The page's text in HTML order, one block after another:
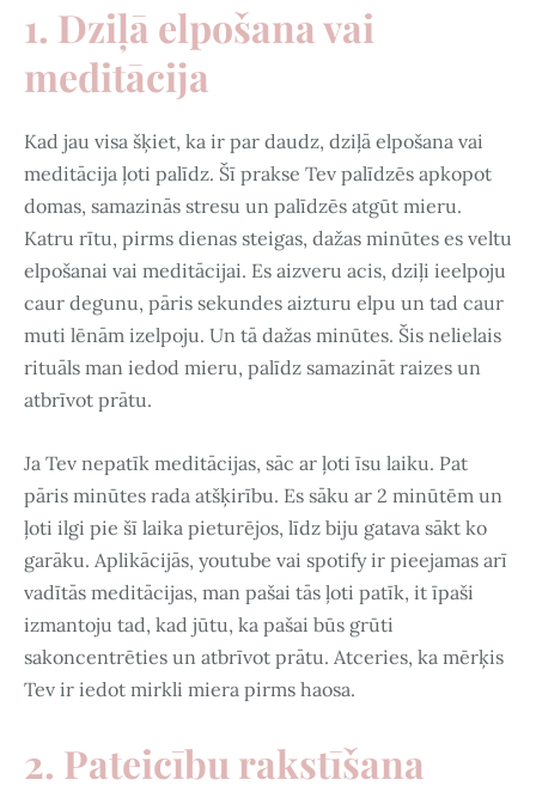
1. Dziļā elpošana vai
meditācija
Kad jau visa šķiet, ka ir par daudz, dziļā elpošana vai
meditācija ļoti palīdz. Šī prakse Tev palīdzēs apkopot
domas, samazinās stresu un palīdzēs atgūt mieru.
Katru rītu, pirms dienas steigas, dažas minūtes es veltu
elpošanai vai meditācijai. Es aizveru acis, dziļi ieelpoju
caur degunu, pāris sekundes aizturu elpu un tad caur
muti lēnām izelpoju. Un tā dažas minūtes. Šis nelielais
rituāls man iedod mieru, palīdz samazināt raizes un
atbrīvot prātu.
Ja Tev nepatīk meditācijas, sāc ar ļoti īsu laiku. Pat
pāris minūtes rada atšķirību. Es sāku ar 2 minūtēm un
ļoti ilgi pie šī laika pieturējos, līdz biju gatava sākt ko
garāku. Aplikācijās, youtube vai spotify ir pieejamas arī
vadītās meditācijas, man pašai tās ļoti patīk, it īpaši
izmantoju tad, kad jūtu, ka pašai būs grūti
sakoncentrēties un atbrīvot prātu. Atceries, ka mērķis
Tev ir iedot mirkli miera pirms haosa.
2. Pateicību rakstīšana